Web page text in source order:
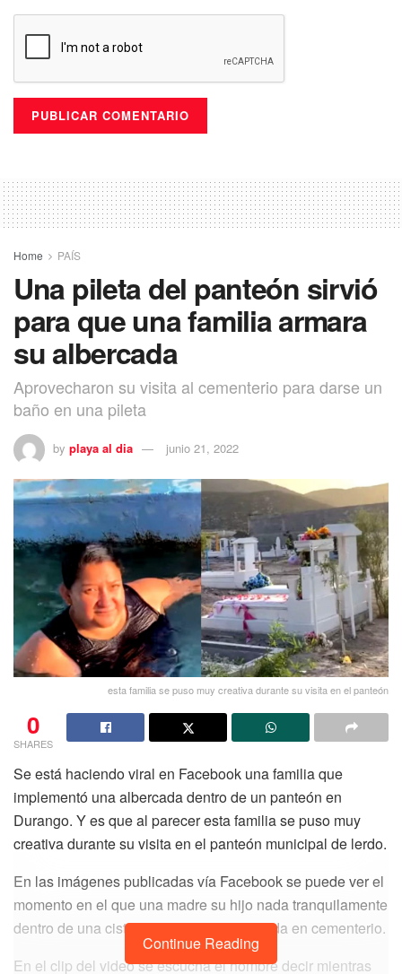
Home PAÍS
Una pileta del panteón sirvió
para que una familia armara
su albercada
Aprovecharon su visita al cementerio para darse un
baño en una pileta
by playa al dia junio 21, 2022
esta familia se puso muy creativa durante su visita en el panteón
0
SHARES
Se está haciendo viral en Facebook una familia que
implementó una albercada dentro de un panteón en
Durango. Y es que al parecer esta familia se puso muy
creativa durante su visita en el panteón municipal de lerdo.
En las imágenes publicadas vía Facebook se puede ver el
momento en el que una madre su hijo nada tranquilamente
dentro de una cisterna de concreto ubicada en cementerio.
En el clip del video se escucha el hombre decir mientras
Continue Reading